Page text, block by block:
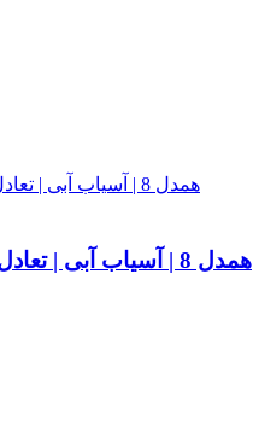
همدل 8 | آسیاب آبی | تعادل در زندگی | آنلاین